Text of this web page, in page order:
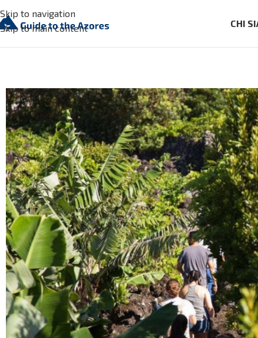
Skip to navigation
Skip to main content
CHI